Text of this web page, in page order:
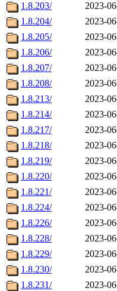
1.8.203/
2023-
1.8.204/
2023-
1.8.205/
2023-
1.8.206/
2023-
1.8.207/
2023-
1.8.208/
2023-
1.8.213/
2023-
1.8.214/
2023-
1.8.217/
2023-
1.8.218/
2023-
1.8.219/
2023-
1.8.220/
2023-
1.8.221/
2023-
1.8.224/
2023-
1.8.226/
2023-
1.8.228/
2023-
1.8.229/
2023-
1.8.230/
2023-
1.8.231/
2023-